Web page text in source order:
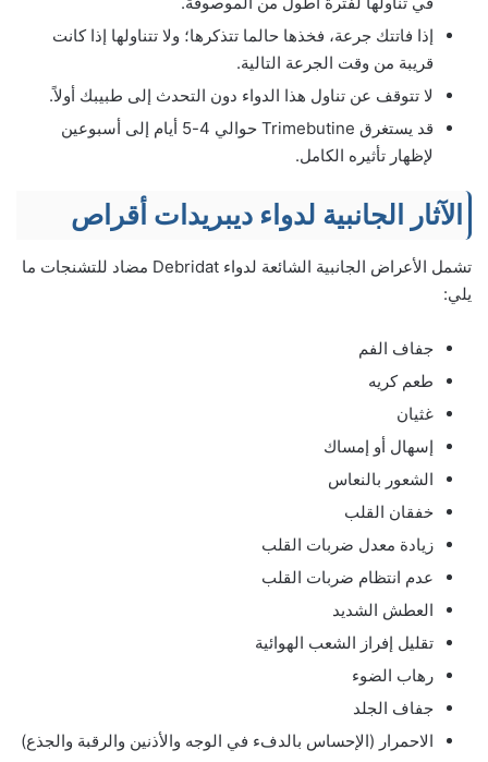
إذا فاتتك جرعة، فخذها حالما تتذكرها؛ ولا تتناولها إذا كانت
قريبة من وقت الجرعة التالية.
لا تتوقف عن تناول هذا الدواء دون التحدث إلى طبيبك أولاً.
قد يستغرق Trimebutine حوالي 4-5 أيام إلى أسبوعين
لإظهار تأثيره الكامل.
الآثار الجانبية لدواء ديبريدات أقراص
تشمل الأعراض الجانبية الشائعة لدواء Debridat مضاد للتشنجات ما
يلي:
جفاف الفم
طعم كريه
غثيان
إسهال أو إمساك
الشعور بالنعاس
خفقان القلب
زيادة معدل ضربات القلب
عدم انتظام ضربات القلب
العطش الشديد
تقليل إفراز الشعب الهوائية
رهاب الضوء
جفاف الجلد
الاحمرار (الإحساس بالدفء في الوجه والأذنين والرقبة والجذع)